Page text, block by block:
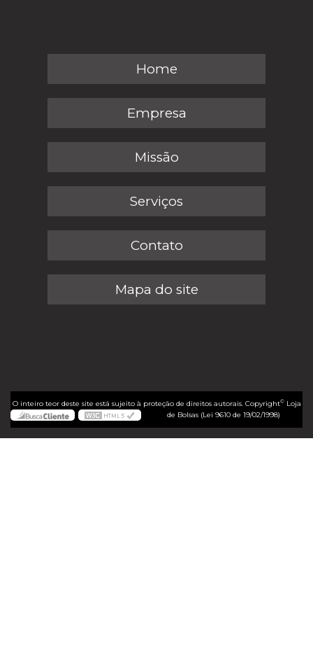
Home
Empresa
Missão
Serviços
Contato
Mapa do site
O inteiro teor deste site está sujeito à proteção de direitos autorais. Copyright©Loja
de Bolsas (Lei 9610 de 19/02/1998)